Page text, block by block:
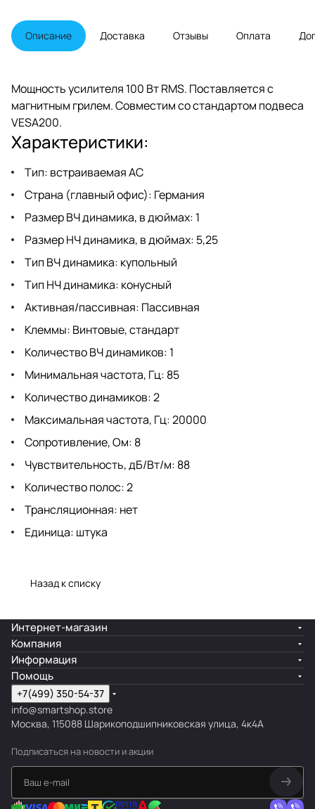
Чувствительность 88 дБ/1 Ватт.
Описание Доставка Отзывы Оплата
Мощность усилителя 100 Вт RMS. Поставляется с
магнитным грилем. Совместим со стандартом подвеса
VESA200.
Характеристики:
Тип: встраиваемая АС
Страна (главный офис): Германия
Размер ВЧ динамика, в дюймах: 1
Размер НЧ динамика, в дюймах: 5,25
Тип ВЧ динамика: купольный
Тип НЧ динамика: конусный
Активная/пассивная: Пассивная
Клеммы: Винтовые, стандарт
Количество ВЧ динамиков: 1
Минимальная частота, Гц: 85
Количество динамиков: 2
Максимальная частота, Гц: 20000
Сопротивление, Ом: 8
Чувствительность, дБ/Вт/м: 88
Количество полос: 2
Трансляционная: нет
Единица: штука
Назад к списку
Интернет-магазин
Компания
Информация
Помощь
+7(499) 350-54-37
info@smartshop.store
Москва, 115088 Шарикоподшипниковская улица, 4к4А
Подписаться на новости и акции